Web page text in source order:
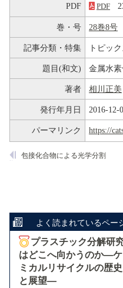
PDF PDF
巻・号 28巻8号
記事分類・特集 トピッ
題目(和文) 金属水
著者 相川正美
発行年月日 2016-12-
パーマリンク https://
包接化合物による光学分割
よく読まれているペー
プラスチック分解研
はどこへ向かうのか―ケ
ミカルリサイクルの歴史
と展望―